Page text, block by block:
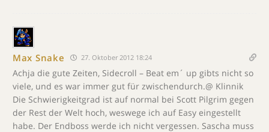
Max Snake 27. Oktober 2012 18:24
Achja die gute Zeiten, Sidecroll – Beat em´ up gibts nicht so
viele, und es war immer gut für zwischendurch.@ Klinnik
Die Schwierigkeitgrad ist auf normal bei Scott Pilgrim gegen
der Rest der Welt hoch, weswege ich auf Easy eingestellt
habe. Der Endboss werde ich nicht vergessen. Sascha muss